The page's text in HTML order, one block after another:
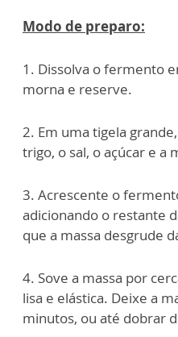
Modo de preparo:
1. Dissolva o fermento
morna e reserve.
2. Em uma tigela
trigo, o sal, o açúcar e a
3. Acrescente o
adicionando o restante
que a massa desgrude
4. Sove a massa por
lisa e elástica. Deixe a
minutos, ou até dobrar